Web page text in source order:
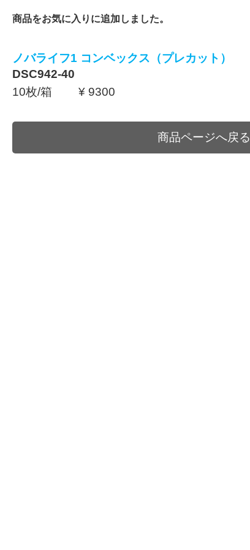
商品をお気に入りに追加しました。
ノバライフ1 コンベックス（プレカット）
DSC942-40
10枚/箱 ¥ 9300
商品ページへ戻る